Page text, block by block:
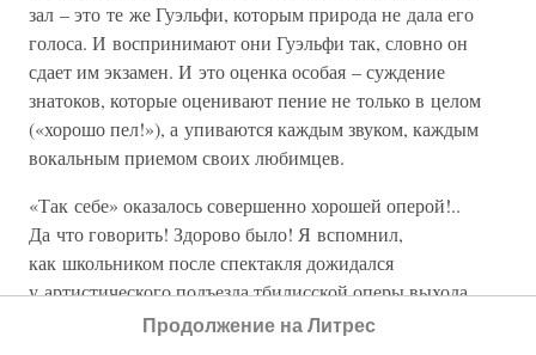
зал – это те же Гуэльфи, которым природа не дала его
голоса. И воспринимают они Гуэльфи так, словно он
сдает им экзамен. И это оценка особая – суждение
знатоков, которые оценивают пение не только в целом
(«хорошо пел!»), а упиваются каждым звуком, каждым
вокальным приемом своих любимцев.
«Так себе» оказалось совершенно хорошей оперой!..
Да что говорить! Здорово было! Я вспомнил,
как школьником после спектакля дожидался
у артистического подъезда тбилисской оперы выхода
знаменитых певцов, чтобы получше их рассмотреть…
Продолжение на Литрес